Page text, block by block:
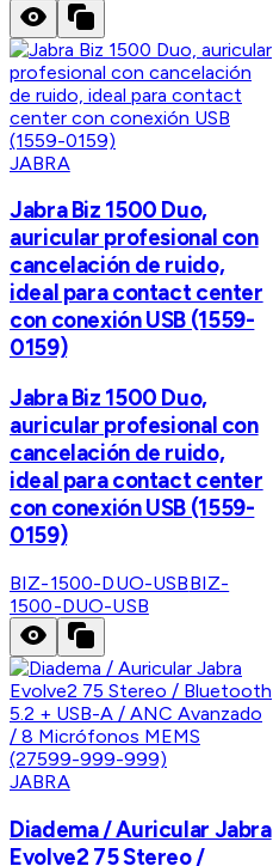
JABRA
Jabra Biz 1500 Duo,
auricular profesional con
cancelación de ruido,
ideal para contact center
con conexión USB (1559-
0159)
Jabra Biz 1500 Duo,
auricular profesional con
cancelación de ruido,
ideal para contact center
con conexión USB (1559-
0159)
BIZ-1500-DUO-USBBIZ-
1500-DUO-USB
JABRA
Diadema / Auricular Jabra
Evolve2 75 Stereo /